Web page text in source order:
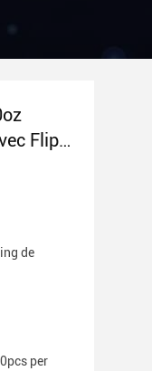
Flip
de
per